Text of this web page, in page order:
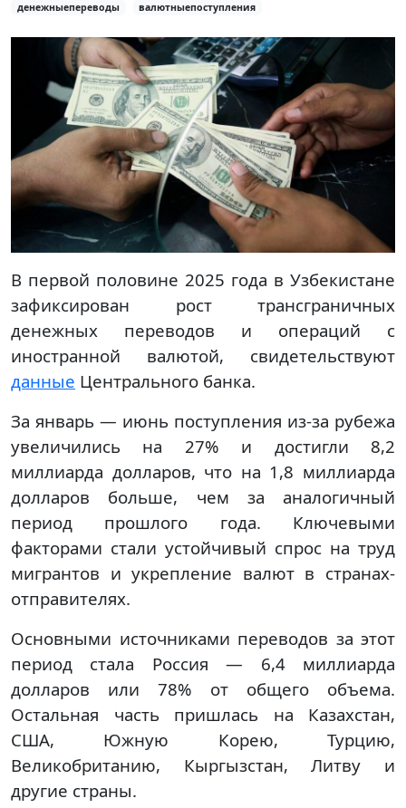
денежныепереводы
валютныепоступления
В первой половине 2025 года в Узбекистане
зафиксирован рост трансграничных
денежных переводов и операций с
иностранной валютой, свидетельствуют
данные Центрального банка.
За январь — июнь поступления из-за рубежа
увеличились на 27% и достигли 8,2
миллиарда долларов, что на 1,8 миллиарда
долларов больше, чем за аналогичный
период прошлого года. Ключевыми
факторами стали устойчивый спрос на труд
мигрантов и укрепление валют в странах-
отправителях.
Основными источниками переводов за этот
период стала Россия — 6,4 миллиарда
долларов или 78% от общего объема.
Остальная часть пришлась на Казахстан,
США, Южную Корею, Турцию,
Великобританию, Кыргызстан, Литву и
другие страны.